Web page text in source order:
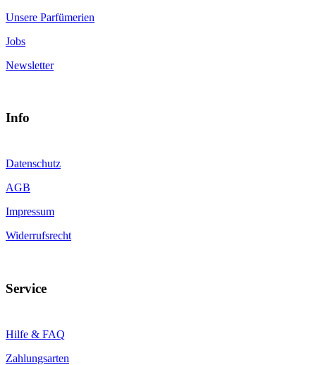
Unsere Parfümerien
Jobs
Newsletter
Info
Datenschutz
AGB
Impressum
Widerrufsrecht
Service
Hilfe & FAQ
Zahlungsarten